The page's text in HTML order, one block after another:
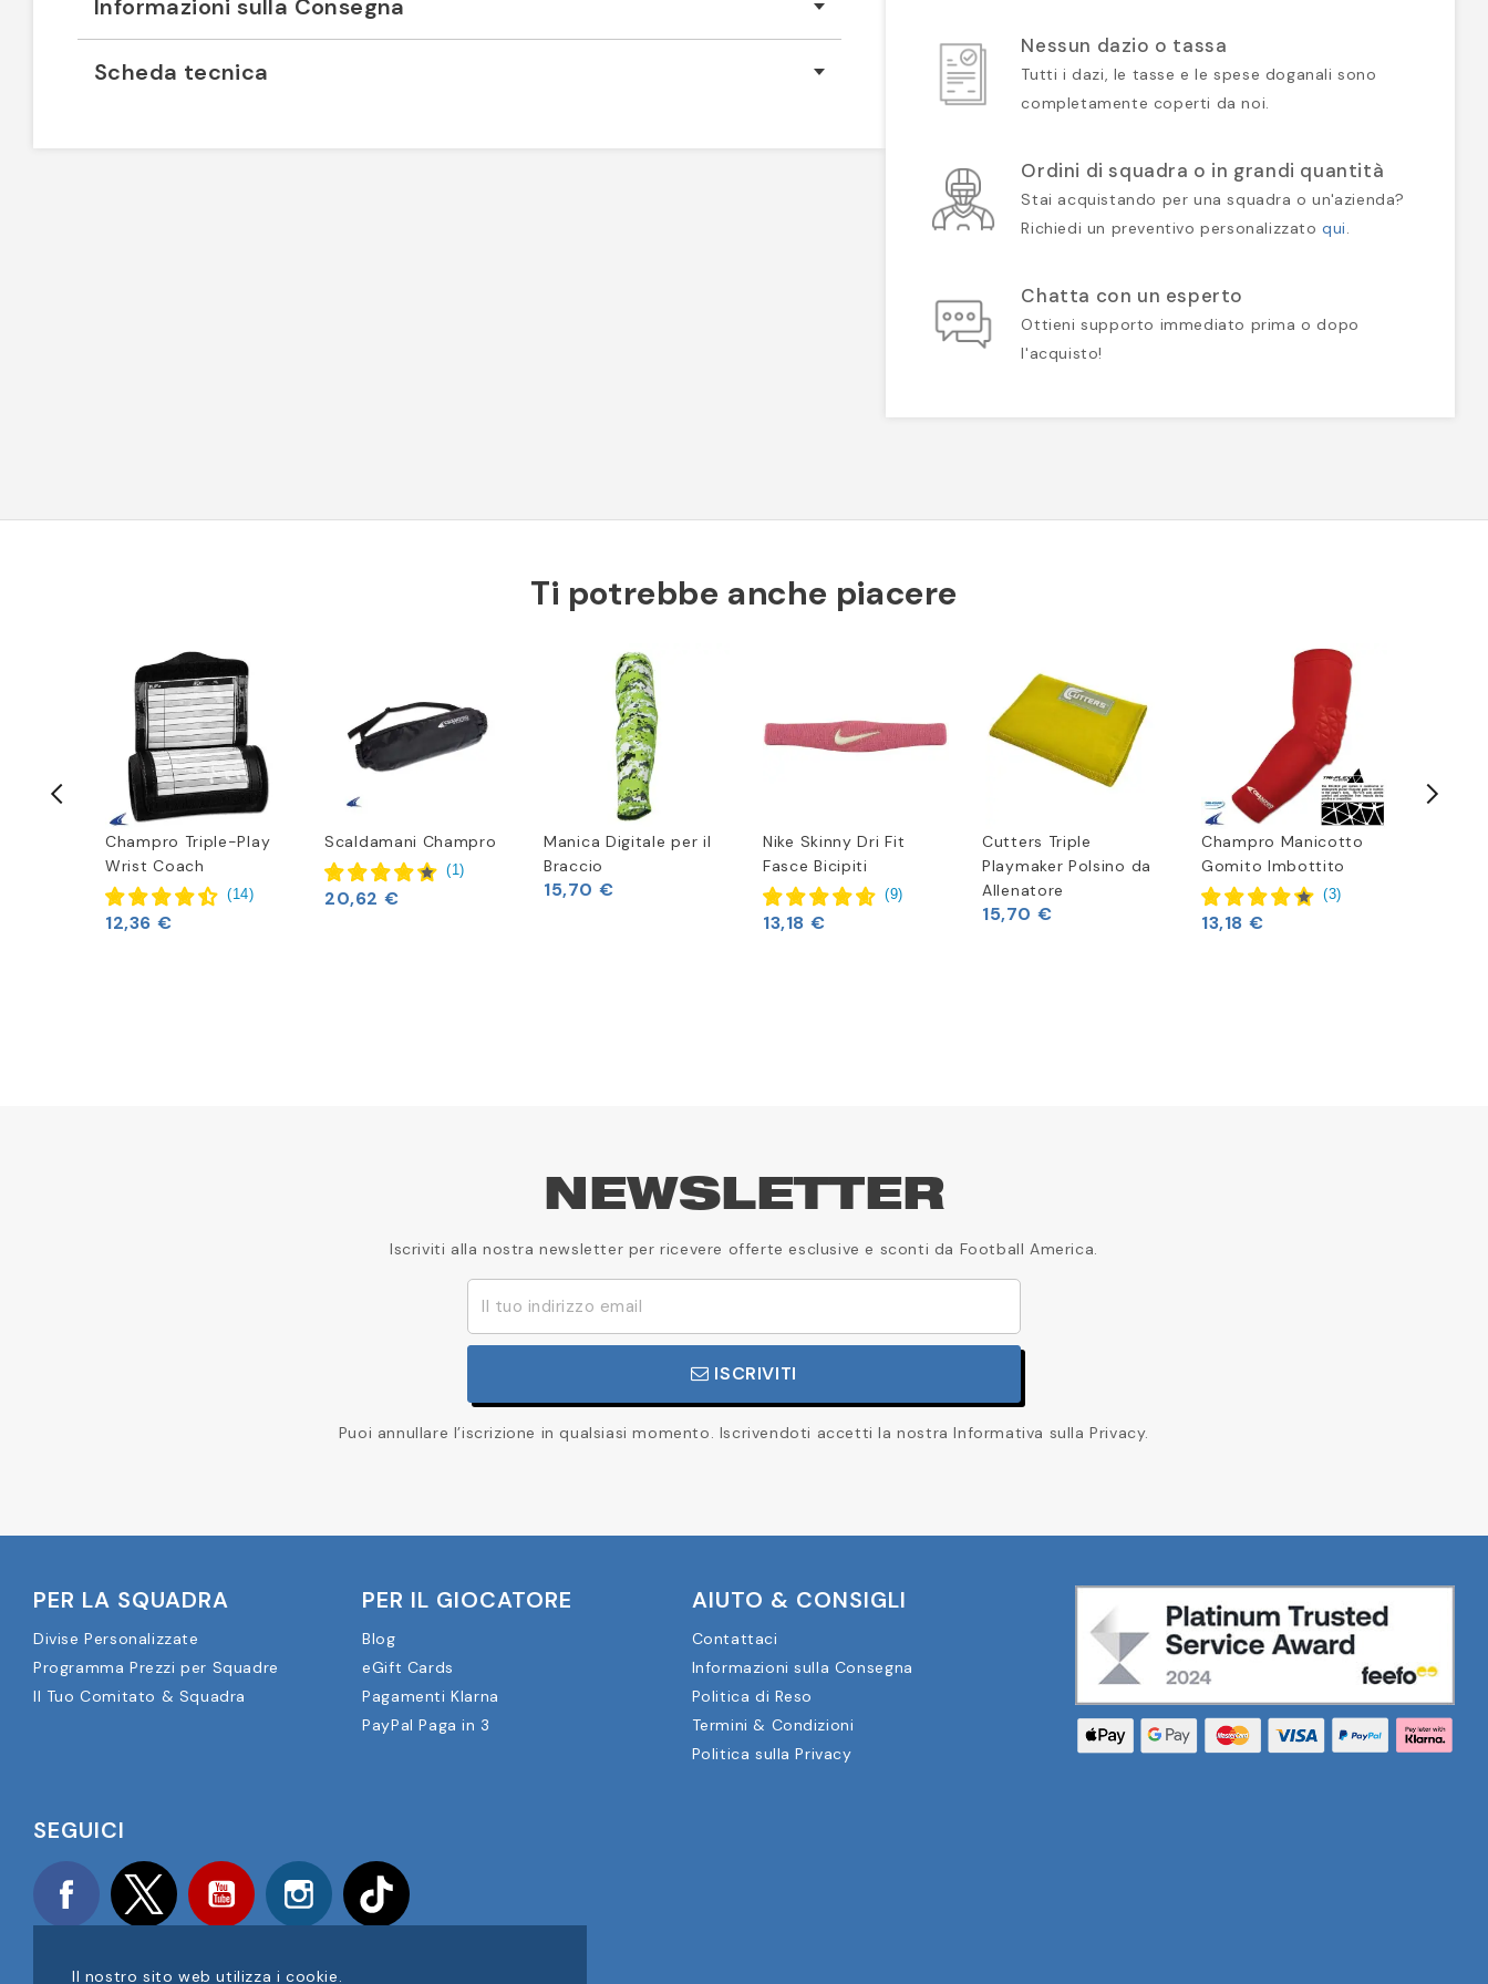
Informazioni sulla Consegna
Scheda tecnica
Nessun dazio o tassa
Tutti i dazi, le tasse e le spese doganali sono
completamente coperti da noi.
Ordini di squadra o in grandi quantità
Stai acquistando per una squadra o un'azienda?
Richiedi un preventivo personalizzatoqui.
Chatta con un esperto
Ottieni supporto immediato prima o dopo
l'acquisto!
Ti potrebbe anche piacere
Champro Triple-Play
Wrist Coach
(14)
12,36 €
Scaldamani Champro
(1)
20,62 €
Manica Digitale per il
Braccio
15,70 €
Nike Skinny Dri Fit
Fasce Bicipiti
(9)
13,18 €
Cutters Triple
Playmaker Polsino da
Allenatore
15,70 €
Champro Manicotto
Gomito Imbottito
(3)
13,18 €
NEWSLETTER
Iscriviti alla nostra newsletter per ricevere offerte esclusive e sconti da Football America.
ISCRIVITI
Puoi annullare l’iscrizione in qualsiasi momento. Iscrivendoti accetti la nostra Informativa sulla Privacy.
PER LA SQUADRA
Divise Personalizzate
Programma Prezzi per Squadre
Il Tuo Comitato & Squadra
PER IL GIOCATORE
Blog
eGift Cards
Pagamenti Klarna
PayPal Paga in 3
AIUTO & CONSIGLI
Contattaci
Informazioni sulla Consegna
Politica di Reso
Termini & Condizioni
Politica sulla Privacy
SEGUICI
Facebook Twitter YouTube Instagram
Il nostro sito web utilizza i cookie.